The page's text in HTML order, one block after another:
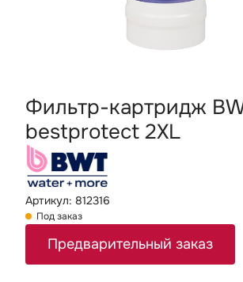
Фильтр-картридж
bestprotect 2XL
Артикул: 812316
Под заказ
Предварительный заказ